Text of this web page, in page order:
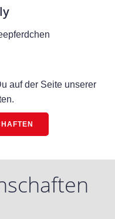
auf der Seite unserer